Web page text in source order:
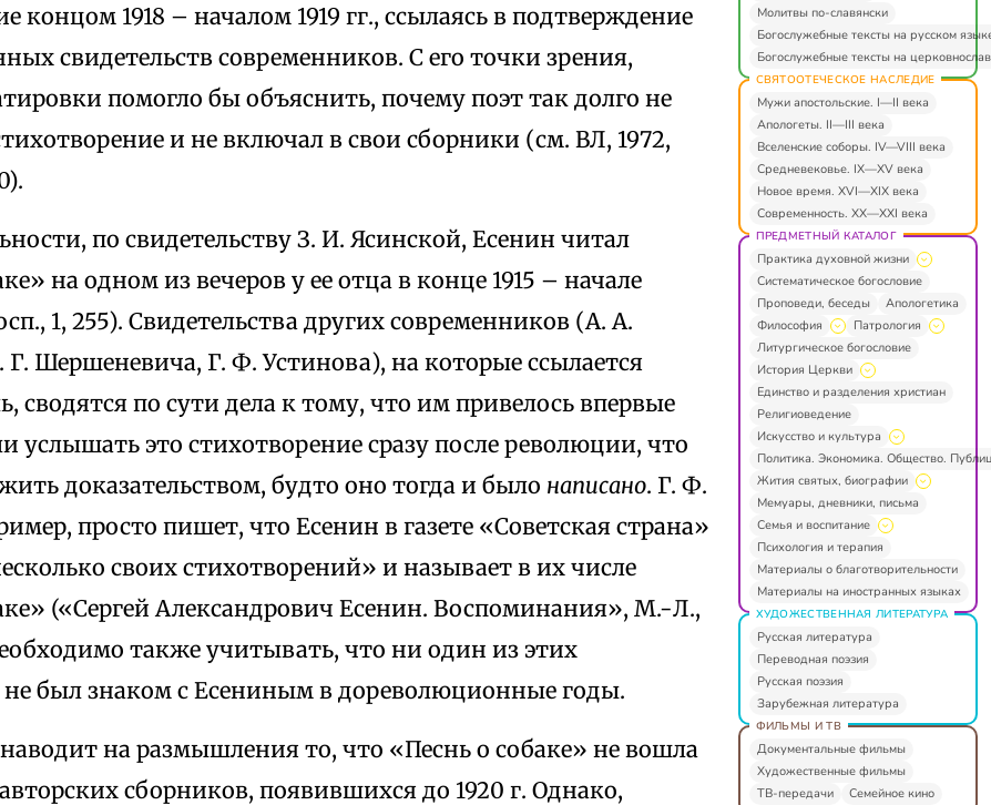
концом 1918 – началом 1919 гг., ссылаясь в подтверждение
свидетельств современников. С его точки зрения,
помогло бы объяснить, почему поэт так долго не
и не включал в свои сборники (см. ВЛ, 1972,
по свидетельству З. И. Ясинской, Есенин читал
на одном из вечеров у ее отца в конце 1915 – начале
1, 255). Свидетельства других современников (А. А.
Г. Шершеневича, Г. Ф. Устинова), на которые ссылается
сводятся по сути дела к тому, что им привелось впервые
услышать это стихотворение сразу после революции, что
доказательством, будто оно тогда и было написано. Г. Ф.
просто пишет, что Есенин в газете «Советская страна»
своих стихотворений» и называет в их числе
(«Сергей Александрович Есенин. Воспоминания», М.-Л.,
также учитывать, что ни один из этих
не был знаком с Есениным в дореволюционные годы.
на размышления то, что «Песнь о собаке» не вошла
сборников, появившихся до 1920 г. Однако,
Молитвы по-славянски
Богослужебные тексты на русском
Богослужебные тексты на
СВЯТООТЕЧЕСКОЕ НАСЛЕДИЕ
Мужи апостольские. I—II века
Апологеты. II—III века
Вселенские соборы. IV—VIII века
Средневековье. IX—XV века
Новое время. XVI—XIX века
Современность. XX—XXI века
ПРЕДМЕТНЫЙ КАТАЛОГ
Практика духовной жизни
Систематическое богословие
Проповеди, беседы
Апологетика
Философия
Патрология
Литургическое богословие
История Церкви
Единство и разделения христиан
Религиоведение
Искусство и культура
Политика. Экономика. Общество.
Жития святых, биографии
Мемуары, дневники, письма
Семья и воспитание
Психология и терапия
Материалы о благотворительности
Материалы на иностранных языках
ХУДОЖЕСТВЕННАЯ ЛИТЕРАТУРА
Русская литература
Переводная поэзия
Русская поэзия
Зарубежная литература
ФИЛЬМЫ И ТВ
Документальные фильмы
Художественные фильмы
ТВ-передачи
Семейное кино